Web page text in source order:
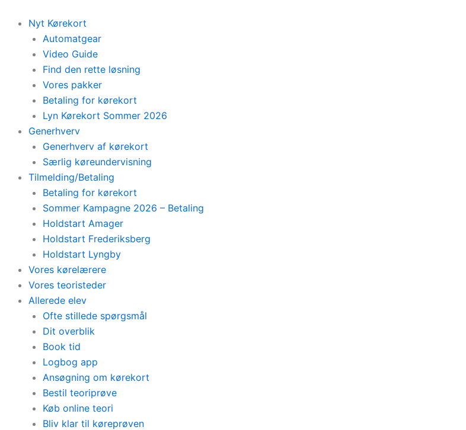
content
Nyt Kørekort
Automatgear
Video Guide
Find den rette løsning
Vores pakker
Betaling for kørekort
Lyn Kørekort Sommer 2026
Generhverv
Generhverv af kørekort
Særlig køreundervisning
Tilmelding/Betaling
Betaling for kørekort
Sommer Kampagne 2026 – Betaling
Holdstart Amager
Holdstart Frederiksberg
Holdstart Lyngby
Vores kørelærere
Vores teoristeder
Allerede elev
Ofte stillede spørgsmål
Dit overblik
Book tid
Logbog app
Ansøgning om kørekort
Bestil teoriprøve
Køb online teori
Bliv klar til køreprøven